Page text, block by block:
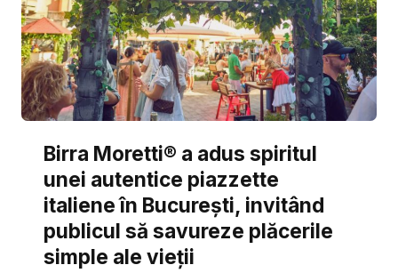
Birra Moretti® a adus spiritul
unei autentice piazzette
italiene în București, invitând
publicul să savureze plăcerile
simple ale vieții